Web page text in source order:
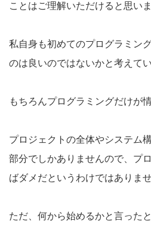
ことはご理解いただけると思いま
私自身も初めてのプログラミン
のは良いのではないかと考えてい
もちろんプログラミングだけが
プロジェクトの全体やシステム
部分でしかありませんので、プ
ばダメだというわけではありませ
ただ、何から始めるかと言った